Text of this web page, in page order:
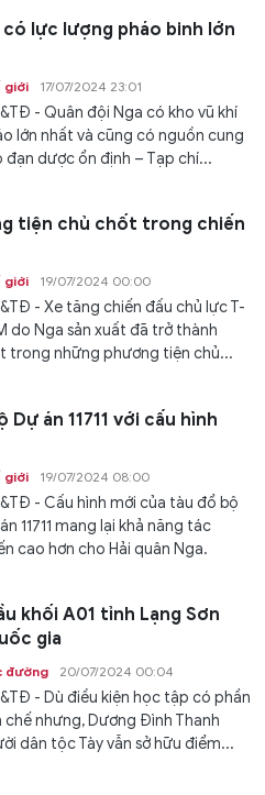
lực lượng pháo binh lớn
giới 17/07/2024 23:01
- Quân đội Nga có kho vũ khí
lớn nhất và cũng có nguồn cung
đạn dược ổn định – Tạp chí...
tiện chủ chốt trong chiến
giới 19/07/2024 00:00
- Xe tăng chiến đấu chủ lực T-
do Nga sản xuất đã trở thành
trong những phương tiện chủ...
án 11711 với cấu hình
giới 19/07/2024 08:00
- Cấu hình mới của tàu đổ bộ
11711 mang lại khả năng tác
cao hơn cho Hải quân Nga.
khối A01 tỉnh Lạng Sơn
gia
đường 20/07/2024 00:04
- Dù điều kiện học tập có phần
chế nhưng, Dương Đình Thanh
dân tộc Tày vẫn sở hữu điểm...